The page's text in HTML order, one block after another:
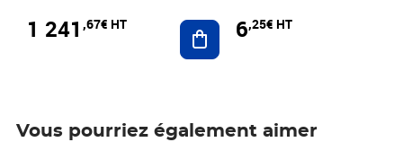
1 241 ,67€ HT Ajouter au panier
6,25€ HT
Vous pourriez également aimer